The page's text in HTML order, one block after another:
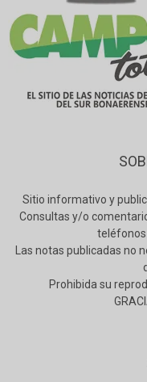
Sitio informativo y
Consultas y/o
teléfonos
Las notas publicadas
Prohibida su